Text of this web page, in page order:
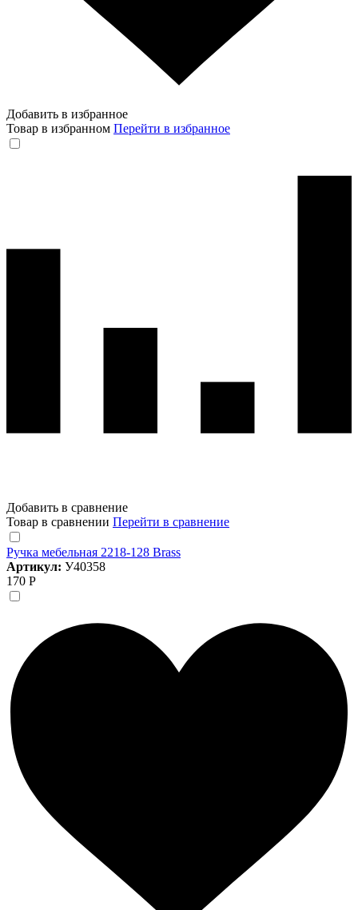
Добавить в избранное
Товар в избранном Перейти в избранное
Добавить в сравнение
Товар в сравнении Перейти в сравнение
Ручка мебельная 2218-128 Brass
Артикул: У40358
170 Р